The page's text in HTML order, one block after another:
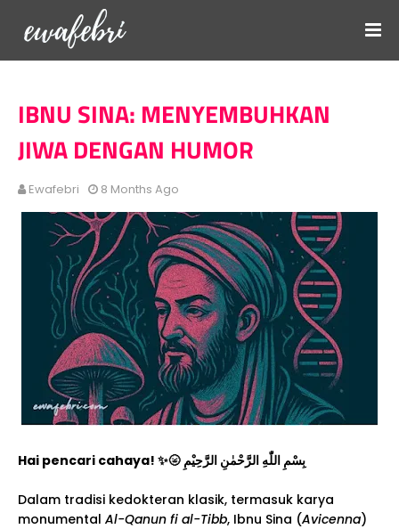
IBNU SINA: MENYEMBUHKAN
JIWA DENGAN HUMOR
Ewafebri 8 Months Ago
Hai pencari cahaya! ✨🌝 بِسْمِ اللّٰهِ الرَّحْمٰنِ الرَّحِيْمِ
Dalam tradisi kedokteran klasik, termasuk karya
monumental Al-Qanun fi al-Tibb, Ibnu Sina (Avicenna)